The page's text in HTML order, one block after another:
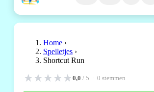
Home ›
Spelletjes ›
Shortcut Run
★★★★★0,0 / 5 · 0 stemmen